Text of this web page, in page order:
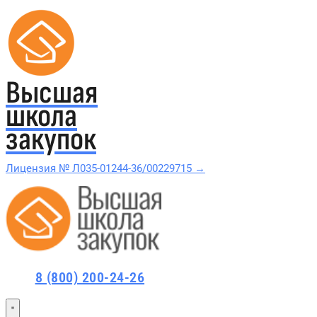
Высшая
школа
закупок
Лицензия № Л035-01244-36/00229715 →
Проверить в реестре Рособрнадзора →
Курсы по 44-ФЗ
8 (800) 200-24-26